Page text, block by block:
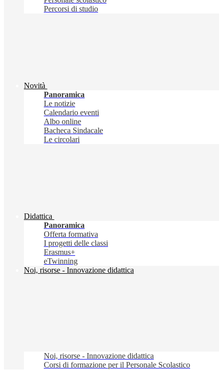
Percorsi di studio
Novità
Panoramica
Le notizie
Calendario eventi
Albo online
Bacheca Sindacale
Le circolari
Didattica
Panoramica
Offerta formativa
I progetti delle classi
Erasmus+
eTwinning
Noi, risorse - Innovazione didattica
Noi, risorse - Innovazione didattica
Corsi di formazione per il Personale Scolastico